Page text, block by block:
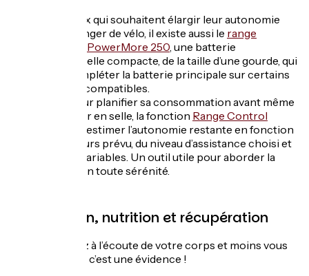
Pour ceux qui souhaitent élargir leur autonomie
sans changer de vélo, il existe aussi le range
extender PowerMore 250, une batterie
additionnelle compacte, de la taille d’une gourde, qui
vient compléter la batterie principale sur certains
modèles compatibles.
Enfin, pour planifier sa consommation avant même
de monter en selle, la fonction Range Control
permet d’estimer l’autonomie restante en fonction
du parcours prévu, du niveau d’assistance choisi et
d’autres variables. Un outil utile pour aborder la
journée en toute sérénité.
Hydratation, nutrition et récupération
Plus vous serez à l’écoute de votre corps et moins vous
consommerez, c’est une évidence !